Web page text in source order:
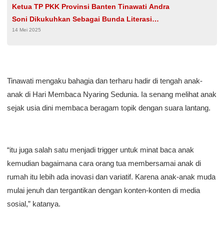
Ketua TP PKK Provinsi Banten Tinawati Andra
Soni Dikukuhkan Sebagai Bunda Literasi
Provinsi Banten
14 Mei 2025
Tinawati mengaku bahagia dan terharu hadir di tengah anak-
anak di Hari Membaca Nyaring Sedunia. Ia senang melihat anak
sejak usia dini membaca beragam topik dengan suara lantang.
“itu juga salah satu menjadi trigger untuk minat baca anak
kemudian bagaimana cara orang tua membersamai anak di
rumah itu lebih ada inovasi dan variatif. Karena anak-anak muda
mulai jenuh dan tergantikan dengan konten-konten di media
sosial,” katanya.